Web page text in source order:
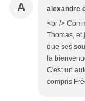
A alexandre
<br />
Thomas, et
que ses
la
C'est un
compris